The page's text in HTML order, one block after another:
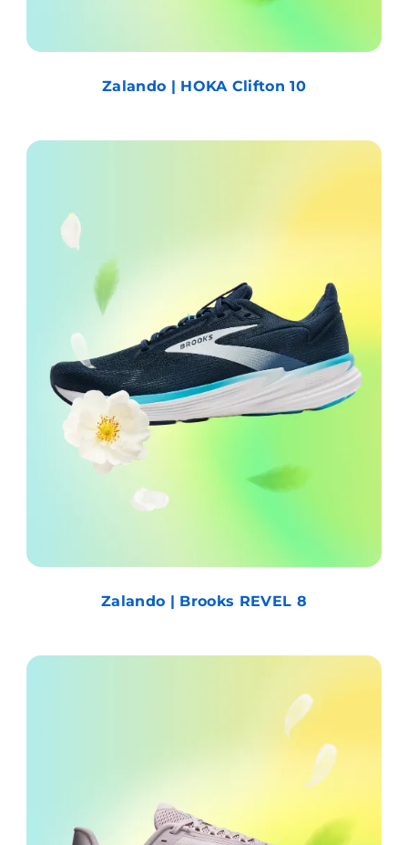
Zalando | HOKA Clifton 10
Zalando | Brooks REVEL 8